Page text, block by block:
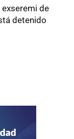
de
detenido